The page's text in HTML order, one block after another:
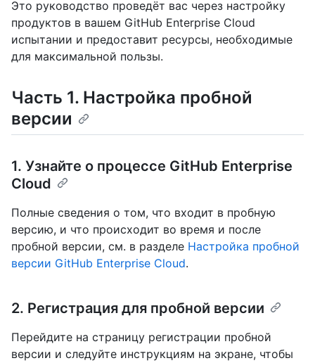
Это руководство проведёт вас через настройку
продуктов в вашем GitHub Enterprise Cloud
испытании и предоставит ресурсы, необходимые
для максимальной пользы.
Часть 1. Настройка пробной
версии
1. Узнайте о процессе GitHub Enterprise
Cloud
Полные сведения о том, что входит в пробную
версию, и что происходит во время и после
пробной версии, см. в разделе Настройка пробной
версии GitHub Enterprise Cloud.
2. Регистрация для пробной версии
Перейдите на страницу регистрации пробной
версии и следуйте инструкциям на экране, чтобы